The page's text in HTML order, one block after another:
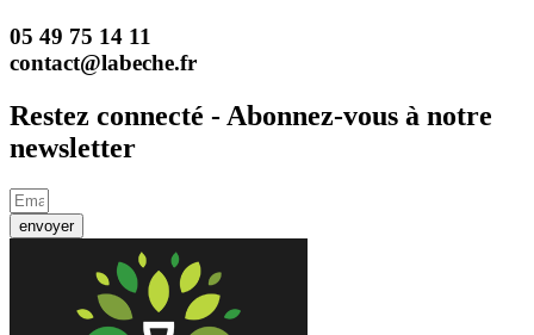
05 49 75 14 11
contact@labeche.fr
Restez connecté - Abonnez-vous à notre
newsletter
envoyer